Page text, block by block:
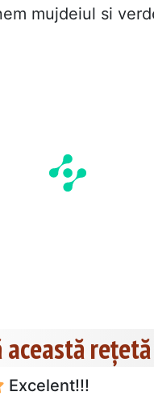
mujdeiul si
această reţetă
Excelent!!!